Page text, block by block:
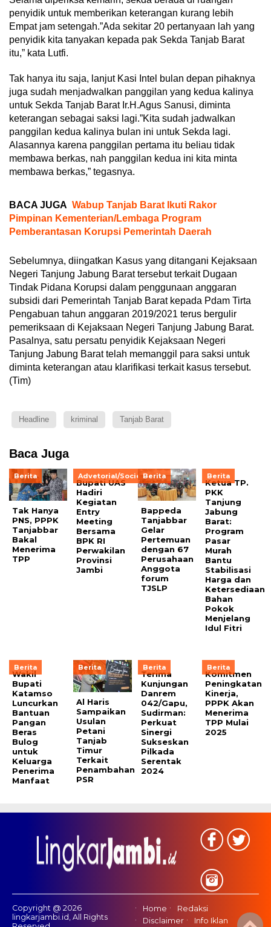
penyidik untuk memberikan keterangan kurang lebih
Empat jam setengah.”Ada sekitar 20 pertanyaan lah yang
penyidik kita tanyakan kepada pak Sekda Tanjab Barat
itu,” kata Lutfi.
Tak hanya itu saja, lanjut Kasi Intel bulan depan pihaknya
juga sudah menjadwalkan panggilan yang kedua kalinya
untuk Sekda Tanjab Barat Ir.H.Agus Sanusi, diminta
keterangan sebagai saksi lagi.”Kita sudah jadwalkan
panggilan kedua kalinya bulan ini untuk Sekda lagi.
Alasannya karena panggilan pertama itu beliau tidak
membawa berkas, nah panggilan kedua ini kita minta
membawa berkas,” tegasnya.
BACA JUGA Wabup Tanjab Barat Ikuti Rakor
Pimpinan Kementerian/Lembaga Program
Pemberantasan Korupsi Pemerintah Daerah
Sebelumnya, diingatkan Kasus yang ditangani Kejaksaan
Negeri Tanjung Jabung Barat tersebut terkait Dugaan
Tindak Pidana Korupsi dalam penggunaan anggaran
subsidi dari Pemerintah Tanjab Barat kepada Pdam Tirta
Pengabuan tahun anggaran 2019/2021 terus bergulir
pemeriksaan di Kejaksaan Negeri Tanjung Jabung Barat.
Pasalnya, satu persatu penyidik Kejaksaan Negeri
Tanjung Jabung Barat telah memanggil para saksi untuk
diminta keterangan atau klarifikasi terkait kasus tersebut.
(Tim)
Headline kriminal Tanjab Barat
Baca Juga
Berita
Tak Hanya
PNS, PPPK
Tanjabbar
Bakal
Menerima
TPP
Advetorial/Society
Bupati UAS
Hadiri
Kegiatan
Entry
Meeting
Bersama
BPK RI
Perwakilan
Provinsi
Jambi
Berita
Bappeda
Tanjabbar
Gelar
Pertemuan
dengan 67
Perusahaan
Anggota
forum
TJSLP
Berita
Ketua TP.
PKK
Tanjung
Jabung
Barat:
Program
Pasar
Murah
Bantu
Stabilisasi
Harga dan
Ketersediaan
Bahan
Pokok
Menjelang
Idul Fitri
Berita
Wakil
Bupati
Katamso
Luncurkan
Bantuan
Pangan
Beras
Bulog
untuk
Keluarga
Penerima
Manfaat
Berita
Al Haris
Sampaikan
Usulan
Petani
Tanjab
Timur
Terkait
Penambahan
PSR
Berita
Terima
Kunjungan
Danrem
042/Gapu,
Sudirman:
Perkuat
Sinergi
Sukseskan
Pilkada
Serentak
2024
Berita
Komitmen
Peningkatan
Kinerja,
PPPK Akan
Menerima
TPP Mulai
2025
Copyright @ 2026
lingkarjambi.id, All Rights
Home
Redaksi
Disclaimer
Info Iklan